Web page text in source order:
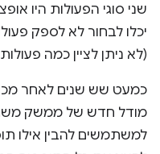
שני סוגי הפעולות היו
יכלו לבחור לא לספק
(לא ניתן לציין כמה
מודל חדש של ממשק
למשתמשים להבין אילו